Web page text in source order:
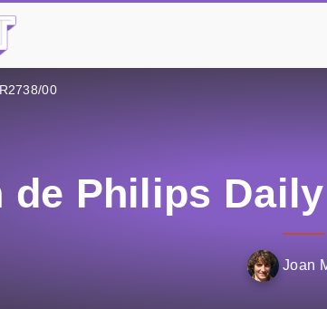
00
de Philips
Joan